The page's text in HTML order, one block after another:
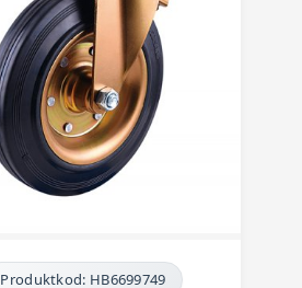
Produktkod: HB6699749